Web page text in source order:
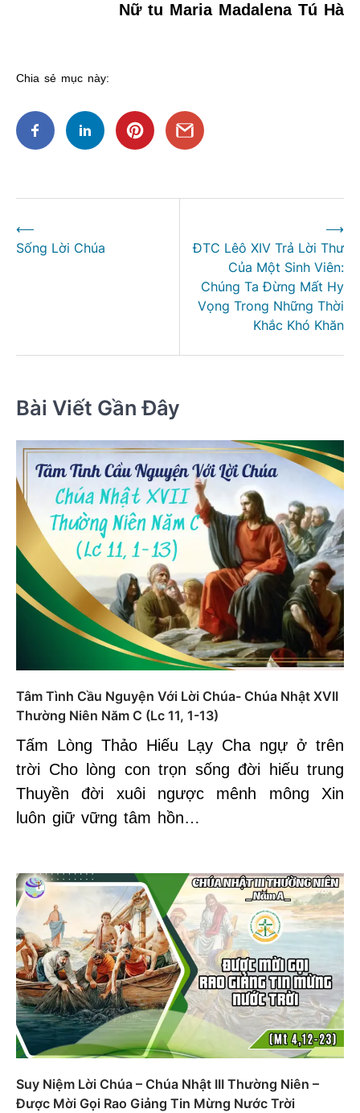
Nữ tu Maria Madalena Tú Hà
Chia sẻ mục này:
hướng
bài
⟵
Sống Lời Chúa
ĐTC Lêô XIV Trả Lời Thư
Của Một Sinh Viên:
Chúng Ta Đừng Mất Hy
Vọng Trong Những Thời
Khắc Khó Khăn
⟶
Bài Viết Gần Đây
Tâm Tình Cầu Nguyện Với Lời Chúa- Chúa Nhật XVII
Thường Niên Năm C (Lc 11, 1-13)
Tấm Lòng Thảo Hiếu Lạy Cha ngự ở trên
trời Cho lòng con trọn sống đời hiếu trung
Thuyền đời xuôi ngược mênh mông Xin
luôn giữ vững tâm hồn…
Suy Niệm Lời Chúa – Chúa Nhật III Thường Niên –
Được Mời Gọi Rao Giảng Tin Mừng Nước Trời